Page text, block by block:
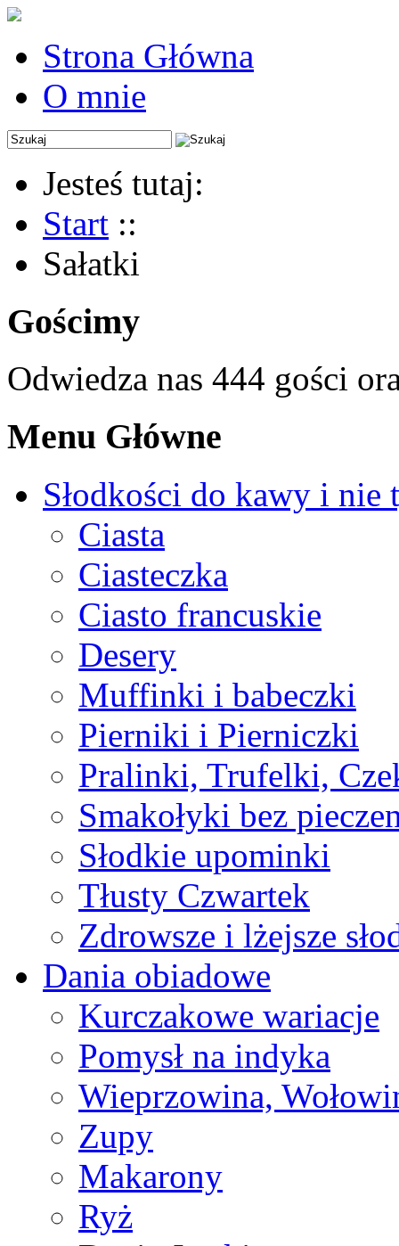
Strona Główna
O mnie
Jesteś tutaj:
Start ::
Sałatki
Gościmy
Odwiedza nas 444 gości
Menu Główne
Słodkości do kawy i nie
Ciasta
Ciasteczka
Ciasto francuskie
Desery
Muffinki i babeczki
Pierniki i Pierniczki
Pralinki, Trufelki,
Smakołyki bez
Słodkie upominki
Tłusty Czwartek
Zdrowsze i lżejsze
Dania obiadowe
Kurczakowe wariacje
Pomysł na indyka
Wieprzowina,
Zupy
Makarony
Ryż